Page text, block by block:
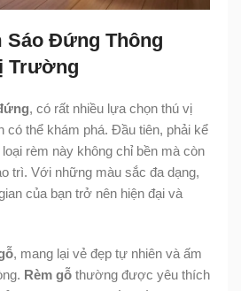
Sáo Đứng Thông
Trường
, có rất nhiều lựa chọn thú vị
có thể khám phá. Đầu tiên, phải kể
loại rèm này không chỉ bền mà còn
trì. Với những màu sắc đa dạng,
của bạn trở nên hiện đại và
, mang lại vẻ đẹp tự nhiên và ấm
Rèm gỗ thường được yêu thích